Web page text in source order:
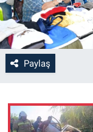
Paylaş